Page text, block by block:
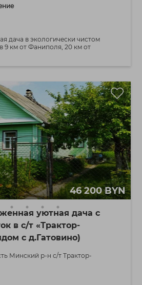
дача в экологически чистом
9 км от Фаниполя, 20 км от
46 200 BYN
уютная дача с
в с/т «Трактор-
с д.Гатовино)
Минский р-н с/т Трактор-